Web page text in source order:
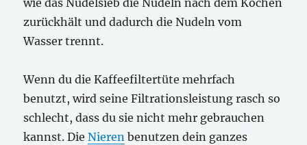
zurückhält und dadurch die Nudeln vom
Wasser trennt.
Wenn du die Kaffeefiltertüte mehrfach
benutzt, wird seine Filtrationsleistung rasch so
schlecht, dass du sie nicht mehr gebrauchen
kannst. DieNieren benutzen dein ganzes